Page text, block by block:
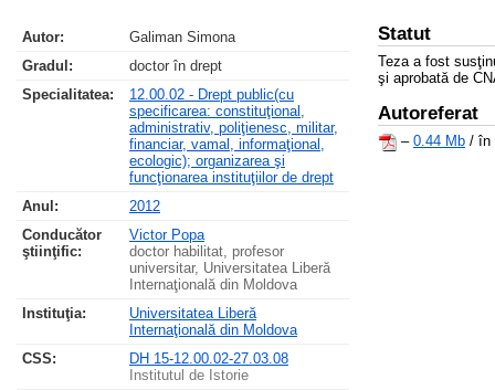
Autor:
Galiman Simona
Gradul:
doctor în drept
Specialitatea:
12.00.02 - Drept public(cu
specificarea: constituţional,
administrativ, poliţienesc, militar,
financiar, vamal, informaţional,
ecologic); organizarea şi
funcţionarea instituţiilor de drept
Anul:
2012
Conducător
ştiinţific:
Victor Popa
doctor habilitat, profesor
universitar, Universitatea Liberă
Internaţională din Moldova
Instituţia:
Universitatea Liberă
Internaţională din Moldova
CSS:
DH 15-12.00.02-27.03.08
Institutul de Istorie
Statut
Teza a fost
şi aprobată de
Autoreferat
– 0.44 Mb / în